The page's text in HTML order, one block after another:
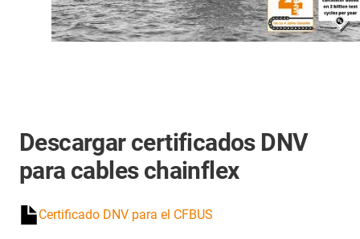
Descargar certificados DNV
para cables chainflex
Certificado DNV para el CFBUS